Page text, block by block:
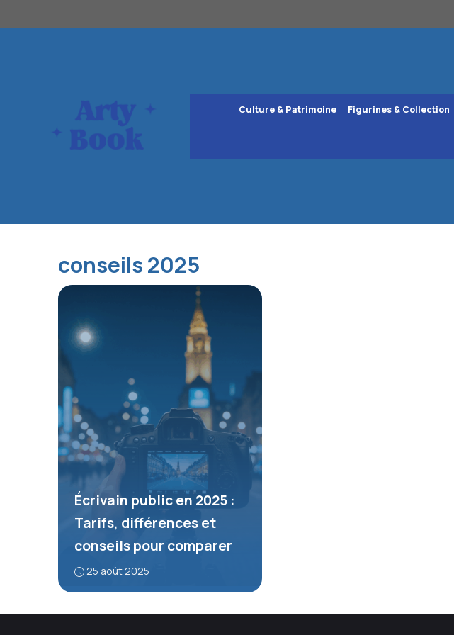
au
Culture & Patrimoine Figurines & Collection
conseils 2025
Écrivain public en 2025 :
Tarifs, différences et
conseils pour comparer
25 août 2025